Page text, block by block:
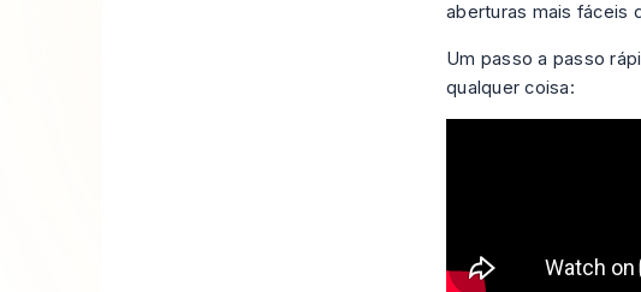
aberturas mais fáceis
Um passo a passo
qualquer coisa: